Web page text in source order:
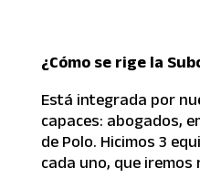
¿Cómo se rige la
Está integrada por
capaces: abogados,
de Polo. Hicimos 3
cada uno, que